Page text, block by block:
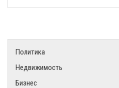
Политика
Недвижимость
Бизнес